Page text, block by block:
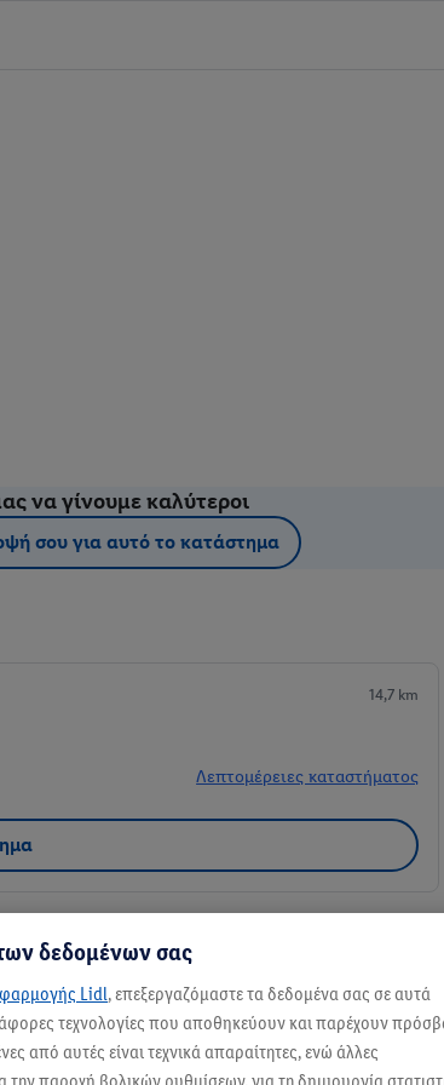
να γίνουμε καλύτεροι
σου για αυτό το κατάστημα
14,7 km
Λεπτομέρειες καταστήματος
τιμές και υψηλή ποιότητα. Εδώ, θα βρεις τα πάντα
δεδομένων σας
Lidl, επεξεργαζόμαστε τα δεδομένα σας σε αυτά
τεχνολογίες που αποθηκεύουν και παρέχουν
από αυτές είναι τεχνικά απαραίτητες, ενώ άλλες